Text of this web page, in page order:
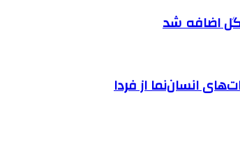
اضافه شد
انسان‌نما از فردا